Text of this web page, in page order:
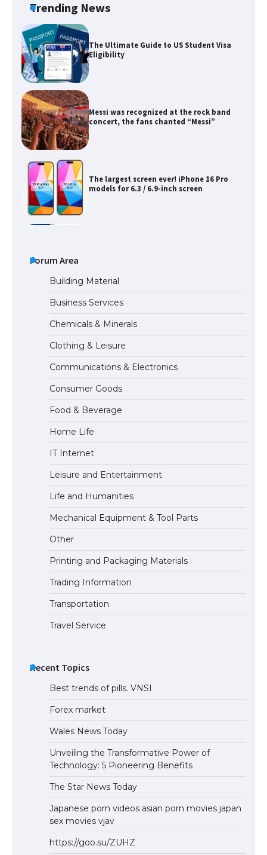
Trending News
Messi was recognized at the rock band
concert, the fans chanted “Messi”
The largest screen ever! iPhone 16 Pro
models for 6.3 / 6.9-inch screen
The Ultimate Guide to US Student Visa
Types: Everything You Need to Know
The Ultimate Guide to US Student Visa
Eligibility
Messi was recognized at the rock band
concert, the fans chanted “Messi”
The largest screen ever! iPhone 16 Pro
models for 6.3 / 6.9-inch screen
The Ultimate Guide to US Student Visa
Types: Everything You Need to Know
The Ultimate Guide to Meeting the
Requirements for Studying in the USA
Forum Area
Building Material
Business Services
Chemicals & Minerals
Clothing & Leisure
Communications & Electronics
Consumer Goods
Food & Beverage
Home Life
IT Internet
Leisure and Entertainment
Life and Humanities
Mechanical Equipment & Tool Parts
Other
Printing and Packaging Materials
Trading Information
Transportation
Travel Service
Recent Topics
Best trends of pills. VNSI
Forex market
Wales News Today
Unveiling the Transformative Power of
Technology: 5 Pioneering Benefits
The Star News Today
Japanese porn videos asian porn movies japan
sex movies vjav
https://goo.su/ZUHZ